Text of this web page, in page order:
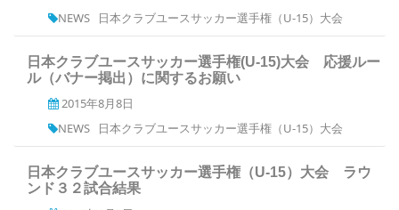
NEWS
日本クラブユースサッカー選手権（U-15）大会
日本クラブユースサッカー選手権(U-15)大会 応援ルー
ル（バナー掲出）に関するお願い
2015年8月8日
NEWS
日本クラブユースサッカー選手権（U-15）大会
日本クラブユースサッカー選手権（U-15）大会 ラウ
ンド３２試合結果